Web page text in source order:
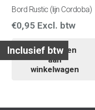
Inclusief btw
Bord Rustic (lijn Cordoba)
€0,95 Excl. btw
Toevoegen
aan
winkelwagen